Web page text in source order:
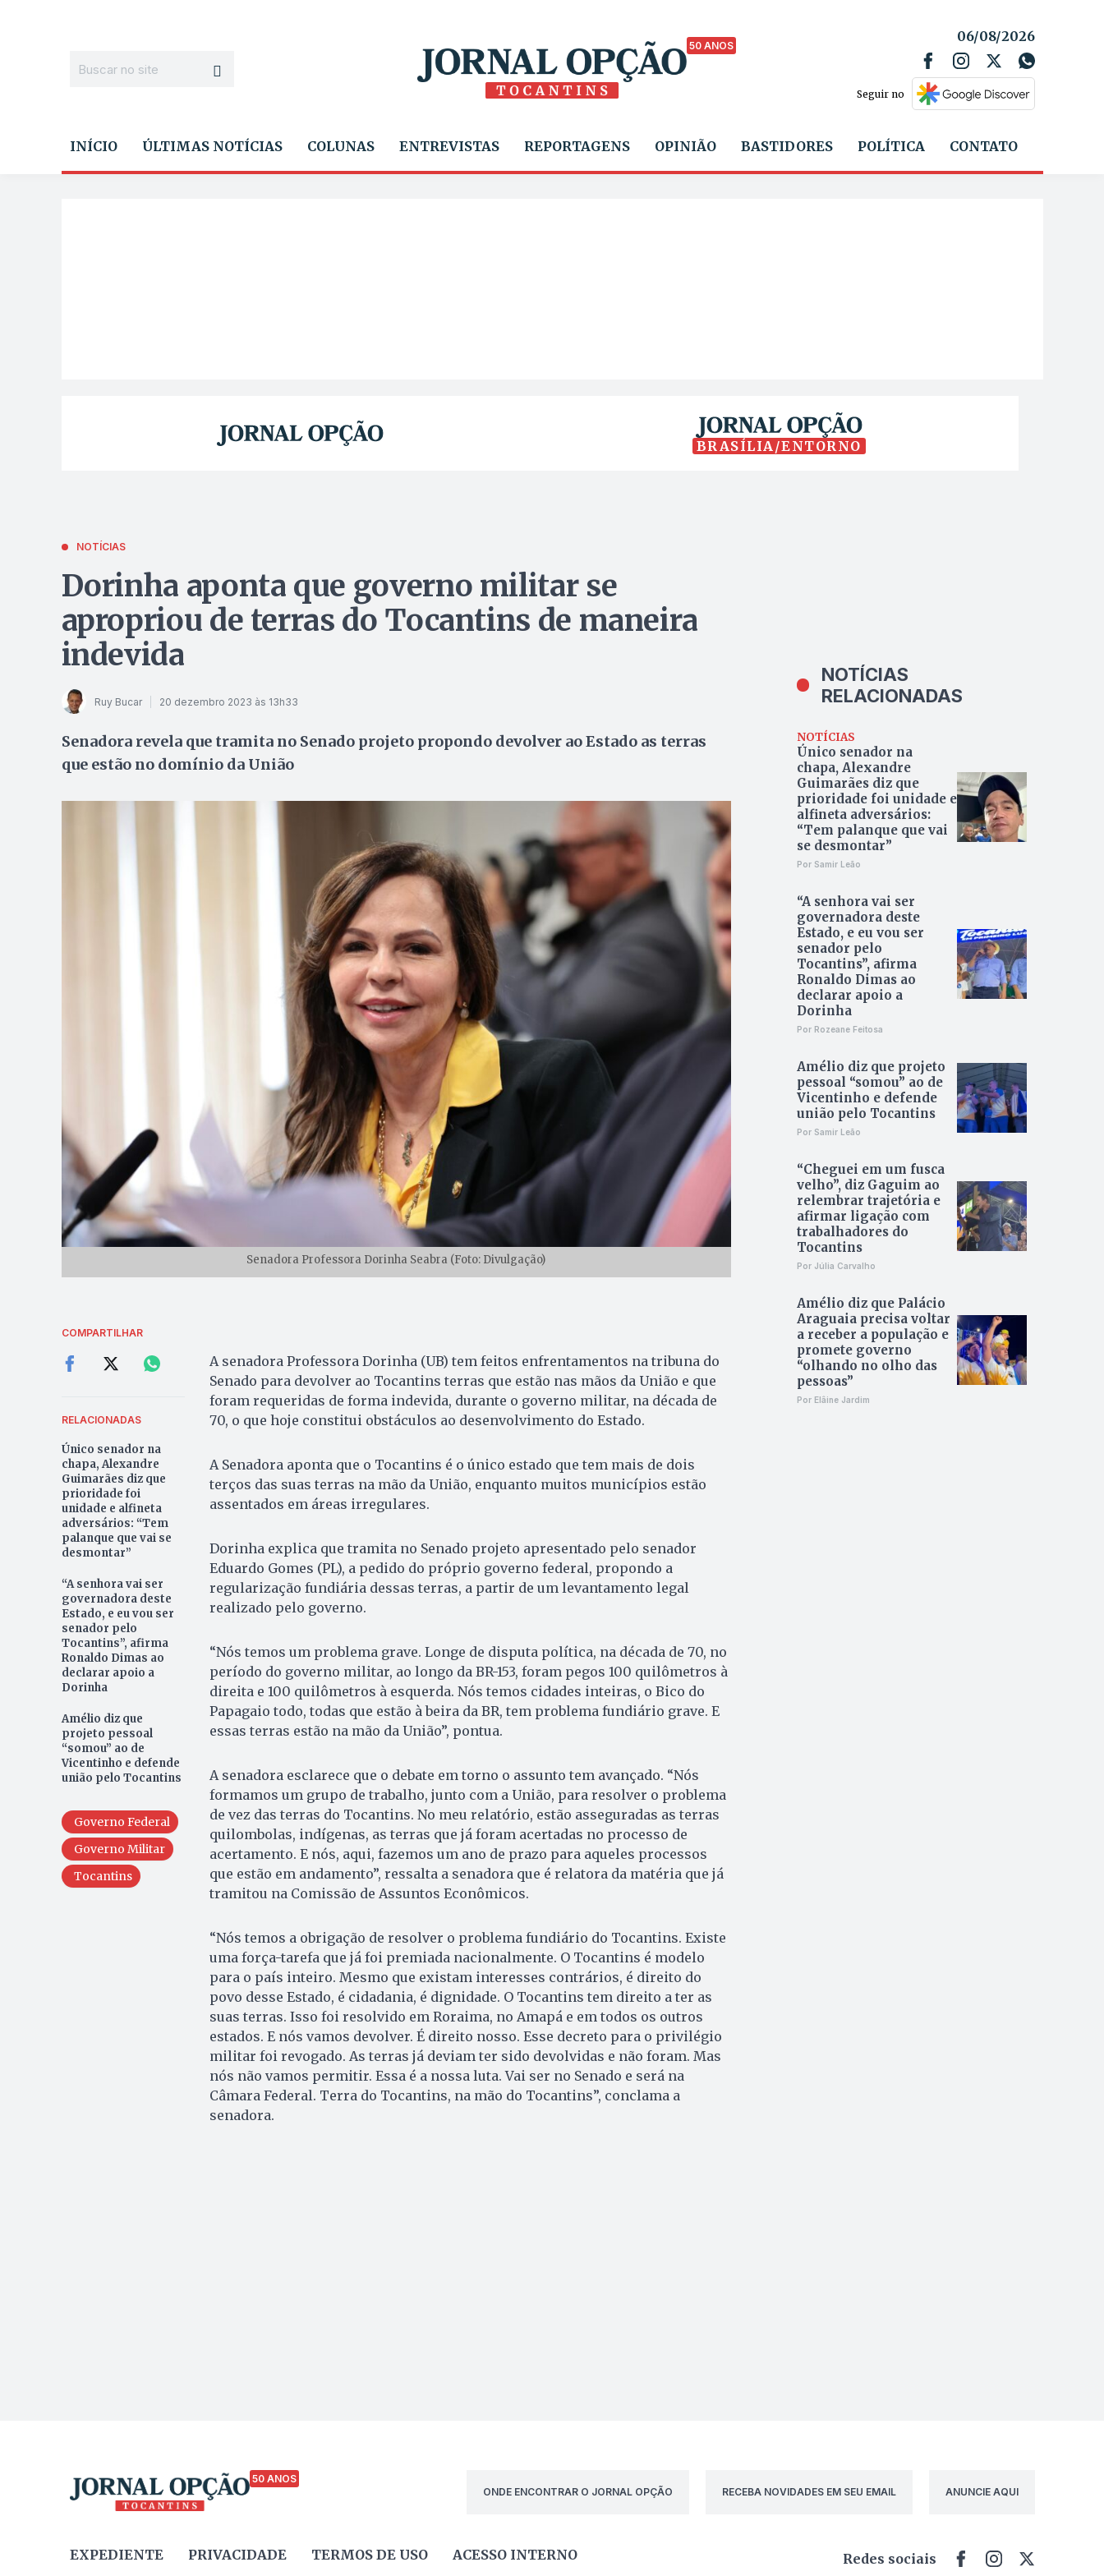
50 ANOS
06/08/2026
Seguir no
INÍCIO ÚLTIMAS NOTÍCIAS COLUNAS ENTREVISTAS REPORTAGENS OPINIÃO BASTIDORES POLÍTICA CONTATO
BRASÍLIA/ENTORNO
NOTÍCIAS
Dorinha aponta que governo militar se
apropriou de terras do Tocantins de maneira
indevida
Ruy Bucar 20 dezembro 2023 às 13h33
Senadora revela que tramita no Senado projeto propondo devolver ao Estado as terras
que estão no domínio da União
Senadora Professora Dorinha Seabra (Foto: Divulgação)
COMPARTILHAR
RELACIONADAS
Único senador na
chapa, Alexandre
Guimarães diz que
prioridade foi
unidade e alfineta
adversários: “Tem
palanque que vai se
desmontar”
“A senhora vai ser
governadora deste
Estado, e eu vou ser
senador pelo
Tocantins”, afirma
Ronaldo Dimas ao
declarar apoio a
Dorinha
Amélio diz que
projeto pessoal
“somou” ao de
Vicentinho e defende
união pelo Tocantins
Governo Federal
Governo Militar
Tocantins
A senadora Professora Dorinha (UB) tem feitos enfrentamentos na tribuna do
Senado para devolver ao Tocantins terras que estão nas mãos da União e que
foram requeridas de forma indevida, durante o governo militar, na década de
70, o que hoje constitui obstáculos ao desenvolvimento do Estado.
A Senadora aponta que o Tocantins é o único estado que tem mais de dois
terços das suas terras na mão da União, enquanto muitos municípios estão
assentados em áreas irregulares.
Dorinha explica que tramita no Senado projeto apresentado pelo senador
Eduardo Gomes (PL), a pedido do próprio governo federal, propondo a
regularização fundiária dessas terras, a partir de um levantamento legal
realizado pelo governo.
“Nós temos um problema grave. Longe de disputa política, na década de 70, no
período do governo militar, ao longo da BR-153, foram pegos 100 quilômetros à
direita e 100 quilômetros à esquerda. Nós temos cidades inteiras, o Bico do
Papagaio todo, todas que estão à beira da BR, tem problema fundiário grave. E
essas terras estão na mão da União”, pontua.
A senadora esclarece que o debate em torno o assunto tem avançado. “Nós
formamos um grupo de trabalho, junto com a União, para resolver o problema
de vez das terras do Tocantins. No meu relatório, estão asseguradas as terras
quilombolas, indígenas, as terras que já foram acertadas no processo de
acertamento. E nós, aqui, fazemos um ano de prazo para aqueles processos
que estão em andamento”, ressalta a senadora que é relatora da matéria que já
tramitou na Comissão de Assuntos Econômicos.
“Nós temos a obrigação de resolver o problema fundiário do Tocantins. Existe
uma força-tarefa que já foi premiada nacionalmente. O Tocantins é modelo
para o país inteiro. Mesmo que existam interesses contrários, é direito do
povo desse Estado, é cidadania, é dignidade. O Tocantins tem direito a ter as
suas terras. Isso foi resolvido em Roraima, no Amapá e em todos os outros
estados. E nós vamos devolver. É direito nosso. Esse decreto para o privilégio
militar foi revogado. As terras já deviam ter sido devolvidas e não foram. Mas
nós não vamos permitir. Essa é a nossa luta. Vai ser no Senado e será na
Câmara Federal. Terra do Tocantins, na mão do Tocantins”, conclama a
senadora.
NOTÍCIAS
RELACIONADAS
NOTÍCIAS
Único senador na
chapa, Alexandre
Guimarães diz que
prioridade foi unidade e
alfineta adversários:
“Tem palanque que vai
se desmontar”
Por Samir Leão
“A senhora vai ser
governadora deste
Estado, e eu vou ser
senador pelo
Tocantins”, afirma
Ronaldo Dimas ao
declarar apoio a
Dorinha
Por Rozeane Feitosa
Amélio diz que projeto
pessoal “somou” ao de
Vicentinho e defende
união pelo Tocantins
Por Samir Leão
“Cheguei em um fusca
velho”, diz Gaguim ao
relembrar trajetória e
afirmar ligação com
trabalhadores do
Tocantins
Por Júlia Carvalho
Amélio diz que Palácio
Araguaia precisa voltar
a receber a população e
promete governo
“olhando no olho das
pessoas”
Por Elâine Jardim
50 ANOS
ONDE ENCONTRAR O JORNAL OPÇÃO
RECEBA NOVIDADES EM SEU EMAIL ANUNCIE AQUI
EXPEDIENTE PRIVACIDADE TERMOS DE USO ACESSO INTERNO Redes sociais